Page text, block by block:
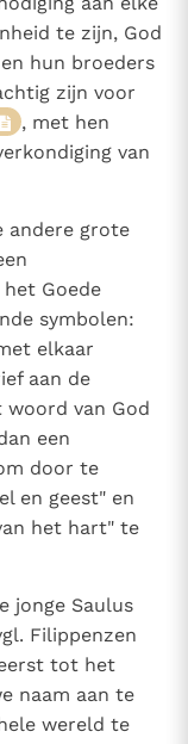
te zijn, God
hun broeders
zijn voor
, met hen
van
andere grote
Goede
symbolen:
elkaar
aan de
van God
een
door te
en geest" en
het hart" te
jonge Saulus
Filippenzen
tot het
naam aan te
wereld te